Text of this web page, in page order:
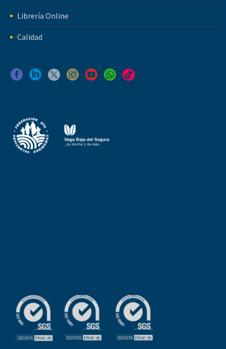
Librería Online
Calidad